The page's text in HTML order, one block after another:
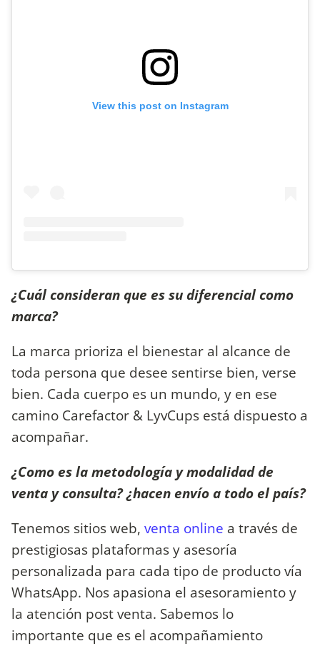
View this post on Instagram
¿Cuál consideran que es su diferencial como
marca?
La marca prioriza el bienestar al alcance de
toda persona que desee sentirse bien, verse
bien. Cada cuerpo es un mundo, y en ese
camino Carefactor & LyvCups está dispuesto a
acompañar.
¿Como es la metodología y modalidad de
venta y consulta? ¿hacen envío a todo el país?
Tenemos sitios web, venta online a través de
prestigiosas plataformas y asesoría
personalizada para cada tipo de producto vía
WhatsApp. Nos apasiona el asesoramiento y
la atención post venta. Sabemos lo
importante que es el acompañamiento